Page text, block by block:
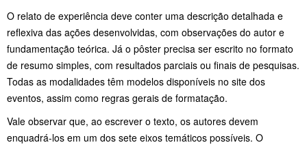
O relato de experiência deve conter uma descrição detalhada e
reflexiva das ações desenvolvidas, com observações do autor e
fundamentação teórica. Já o pôster precisa ser escrito no formato
de resumo simples, com resultados parciais ou finais de pesquisas.
Todas as modalidades têm modelos disponíveis no site dos
eventos, assim como regras gerais de formatação.
Vale observar que, ao escrever o texto, os autores devem
enquadrá-los em um dos sete eixos temáticos possíveis. O